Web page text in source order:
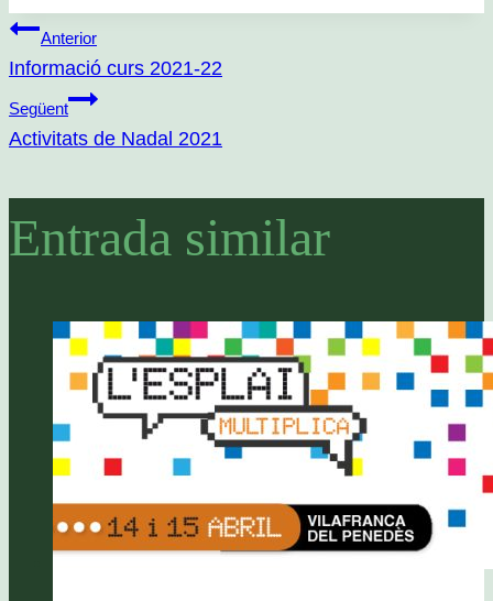
Navegació
d'entrades
Anterior
Informació curs 2021-22
Següent
Activitats de Nadal 2021
Entrada similar